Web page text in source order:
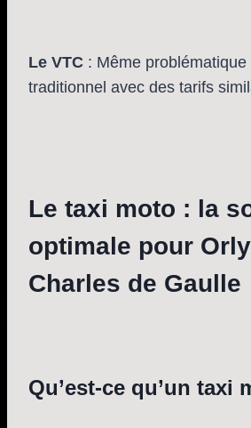
Le VTC : Même problématique
traditionnel avec des tarifs
Le taxi moto : la
optimale pour
Charles de Gaulle
Qu’est-ce qu’un taxi